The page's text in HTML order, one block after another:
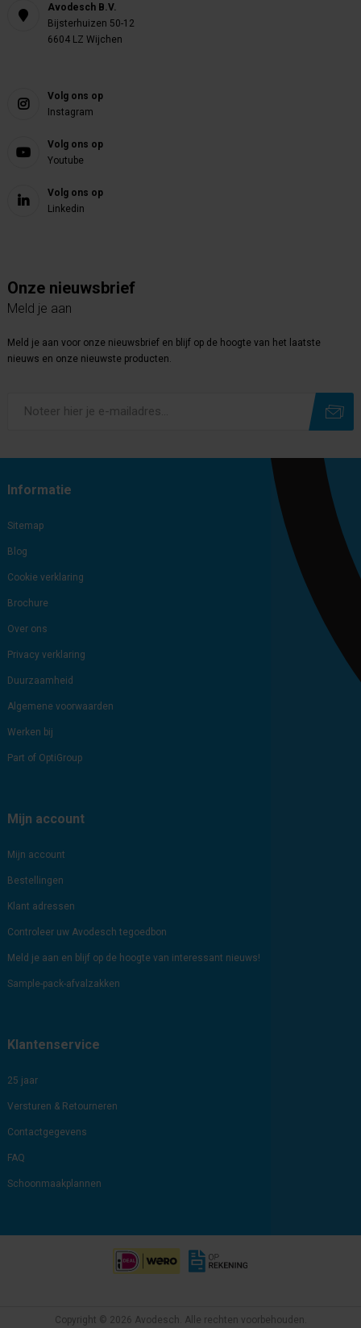
Avodesch B.V.
Bijsterhuizen 50-12
6604 LZ Wijchen
Volg ons op
Instagram
Volg ons op
Youtube
Volg ons op
Linkedin
Onze nieuwsbrief
Meld je aan
Meld je aan voor onze nieuwsbrief en blijf op de hoogte van het laatste
nieuws en onze nieuwste producten.
Informatie
Sitemap
Blog
Cookie verklaring
Brochure
Over ons
Privacy verklaring
Duurzaamheid
Algemene voorwaarden
Werken bij
Part of OptiGroup
Mijn account
Mijn account
Bestellingen
Klant adressen
Controleer uw Avodesch tegoedbon
Meld je aan en blijf op de hoogte van interessant nieuws!
Sample-pack-afvalzakken
Klantenservice
25 jaar
Versturen & Retourneren
Contactgegevens
FAQ
Schoonmaakplannen
Copyright © 2026 Avodesch. Alle rechten voorbehouden.